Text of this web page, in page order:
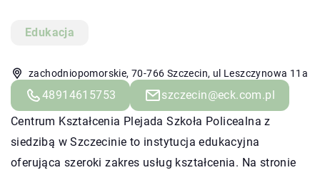
Edukacja
zachodniopomorskie, 70-766 Szczecin, ul Leszczynowa 11a
48914615753
szczecin@eck.com.pl
Centrum Kształcenia Plejada Szkoła Policealna z
siedzibą w Szczecinie to instytucja edukacyjna
oferująca szeroki zakres usług kształcenia. Na stronie